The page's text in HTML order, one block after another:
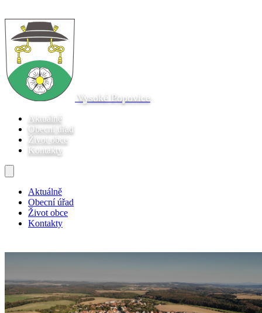
Vysoké Popovice
Aktuálně
Obecní úřad
Život obce
Kontakty
Aktuálně
Obecní úřad
Život obce
Kontakty